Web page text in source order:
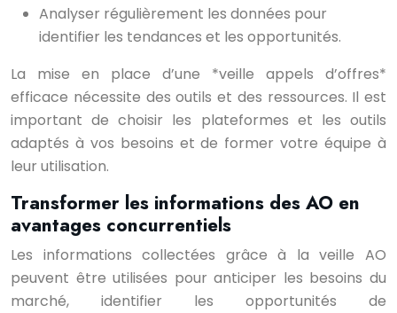
Analyser régulièrement les données pour
identifier les tendances et les opportunités.
La mise en place d’une *veille appels d’offres*
efficace nécessite des outils et des ressources. Il est
important de choisir les plateformes et les outils
adaptés à vos besoins et de former votre équipe à
leur utilisation.
Transformer les informations des AO en
avantages concurrentiels
Les informations collectées grâce à la veille AO
peuvent être utilisées pour anticiper les besoins du
marché, identifier les opportunités de